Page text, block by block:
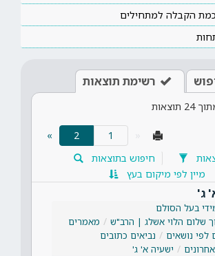
הקבלה למתחילים
רשימת תוצאות
24 תוצאות
2
»
חיפוש בתוצאות
מיין לפי מיקום בעץ
ג'
בעל הסולם
שלום הלוי אשלג | הרב"ש
מאמרים
לפי נושאים
נביאים כתובים
ישעיה א' ג'